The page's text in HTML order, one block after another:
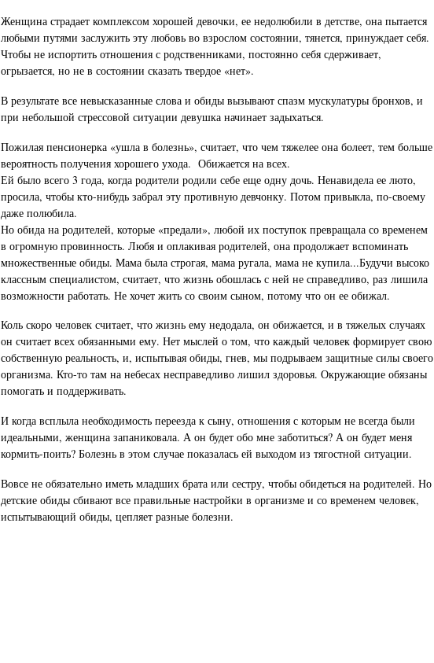
Женщина страдает комплексом хорошей девочки, ее недолюбили в детстве, она пытается
любыми путями заслужить эту любовь во взрослом состоянии, тянется, принуждает себя.
Чтобы не испортить отношения с родственниками, постоянно себя сдерживает,
огрызается, но не в состоянии сказать твердое «нет».
В результате все невысказанные слова и обиды вызывают спазм мускулатуры бронхов, и
при небольшой стрессовой ситуации девушка начинает задыхаться.
Пожилая пенсионерка «ушла в болезнь», считает, что чем тяжелее она болеет, тем больше
вероятность получения хорошего ухода. Обижается на всех.
Ей было всего 3 года, когда родители родили себе еще одну дочь. Ненавидела ее люто,
просила, чтобы кто-нибудь забрал эту противную девчонку. Потом привыкла, по-своему
даже полюбила.
Но обида на родителей, которые «предали», любой их поступок превращала со временем
в огромную провинность. Любя и оплакивая родителей, она продолжает вспоминать
множественные обиды. Мама была строгая, мама ругала, мама не купила...Будучи высоко
классным специалистом, считает, что жизнь обошлась с ней не справедливо, раз лишила
возможности работать. Не хочет жить со своим сыном, потому что он ее обижал.
Коль скоро человек считает, что жизнь ему недодала, он обижается, и в тяжелых случаях
он считает всех обязанными ему. Нет мыслей о том, что каждый человек формирует свою
собственную реальность, и, испытывая обиды, гнев, мы подрываем защитные силы своего
организма. Кто-то там на небесах несправедливо лишил здоровья. Окружающие обязаны
помогать и поддерживать.
И когда всплыла необходимость переезда к сыну, отношения с которым не всегда были
идеальными, женщина запаниковала. А он будет обо мне заботиться? А он будет меня
кормить-поить? Болезнь в этом случае показалась ей выходом из тягостной ситуации.
Вовсе не обязательно иметь младших брата или сестру, чтобы обидеться на родителей. Но
детские обиды сбивают все правильные настройки в организме и со временем человек,
испытывающий обиды, цепляет разные болезни.